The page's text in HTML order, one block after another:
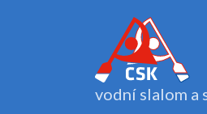
vodní slalom a